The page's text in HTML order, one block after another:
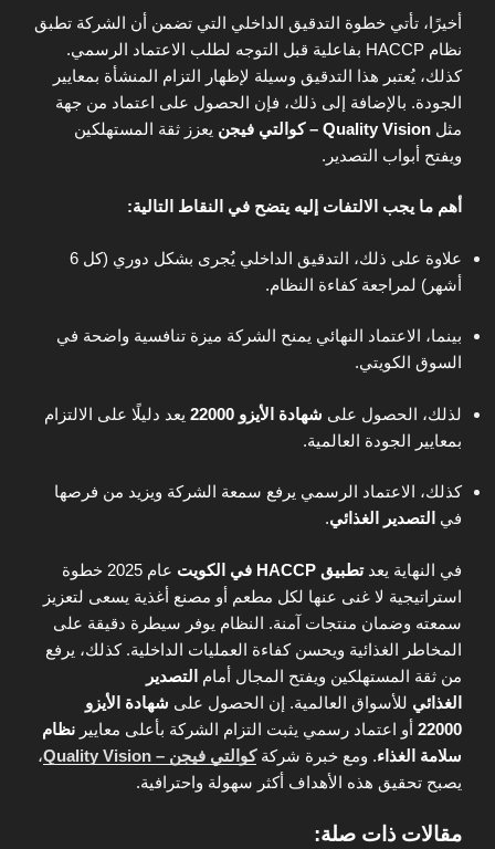
أخيرًا، تأتي خطوة التدقيق الداخلي التي تضمن أن الشركة تطبق
نظام HACCP بفاعلية قبل التوجه لطلب الاعتماد الرسمي.
كذلك، يُعتبر هذا التدقيق وسيلة لإظهار التزام المنشأة بمعايير
الجودة. بالإضافة إلى ذلك، فإن الحصول على اعتماد من جهة
مثل Quality Vision – كوالتي فيجن
يعزز ثقة المستهلكين
ويفتح أبواب التصدير.
أهم ما يجب الالتفات إليه يتضح في النقاط التالية:
علاوة على ذلك، التدقيق الداخلي يُجرى بشكل دوري (كل 6
أشهر) لمراجعة كفاءة النظام.
بينما، الاعتماد النهائي يمنح الشركة ميزة تنافسية واضحة في
السوق الكويتي.
لذلك، الحصول على شهادة الأيزو 22000
يعد دليلًا على الالتزام
بمعايير الجودة العالمية.
كذلك، الاعتماد الرسمي يرفع سمعة الشركة ويزيد من فرصها
في التصدير الغذائي.
في النهاية يعدتطبيق HACCP في الكويت
عام 2025 خطوة
استراتيجية لا غنى عنها لكل مطعم أو مصنع أغذية يسعى لتعزيز
سمعته وضمان منتجات آمنة. النظام يوفر سيطرة دقيقة على
المخاطر الغذائية ويحسن كفاءة العمليات الداخلية. كذلك، يرفع
من ثقة المستهلكين ويفتح المجال أمام التصدير
الغذائي للأسواق العالمية. إن الحصول على شهادة الأيزو
22000 أو اعتماد رسمي يثبت التزام الشركة بأعلى معايير نظام
سلامة الغذاء. ومع خبرة شركةكوالتي فيجن – Quality Vision
،
يصبح تحقيق هذه الأهداف أكثر سهولة واحترافية.
مقالات ذات صلة: